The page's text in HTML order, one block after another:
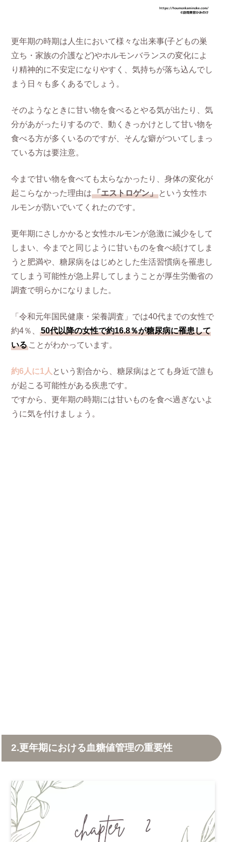
更年期の時期は人生において様々な出来事(子どもの巣
立ち・家族の介護など)やホルモンバランスの変化によ
り精神的に不安定になりやすく、気持ちが落ち込んでし
まう日々も多くあるでしょう。
そのようなときに甘い物を食べるとやる気が出たり、気
分があがったりするので、動くきっかけとして甘い物を
食べる方が多くいるのですが、そんな癖がついてしまっ
ている方は要注意。
今まで甘い物を食べても太らなかったり、身体の変化が
起こらなかった理由は「エストロゲン」 という女性ホ
ルモンが防いでいてくれたのです。
更年期にさしかかると女性ホルモンが急激に減少をして
しまい、今までと同じように甘いものを食べ続けてしま
うと肥満や、糖尿病をはじめとした生活習慣病を罹患し
てしまう可能性が急上昇してしまうことが厚生労働省の
調査で明らかになりました。
「令和元年国民健康・栄養調査」では40代までの女性で
約4％、50代以降の女性で約16.8％が糖尿病に罹患して
いる ことがわかっています。
約6人に1人 という割合から、糖尿病はとても身近で誰も
が起こる可能性がある疾患です。
ですから、更年期の時期には甘いものを食べ過ぎないよ
うに気を付けましょう。
2.更年期における血糖値管理の重要性